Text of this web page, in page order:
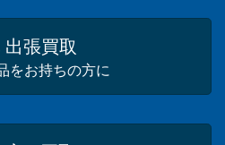
出張買取
をお持ちの方に